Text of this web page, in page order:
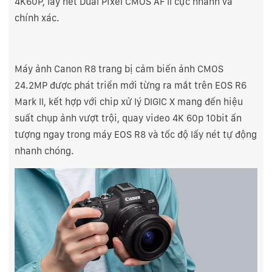
chính xác.
Máy ảnh Canon R8 trang bị cảm biến ảnh CMOS
24.2MP được phát triển mới từng ra mắt trên EOS R6
Mark II, kết hợp với chip xử lý DIGIC X mang đến hiệu
suất chụp ảnh vượt trội, quay video 4K 60p 10bit ấn
tượng ngay trong máy EOS R8 và tốc độ lấy nét tự động
nhanh chóng.